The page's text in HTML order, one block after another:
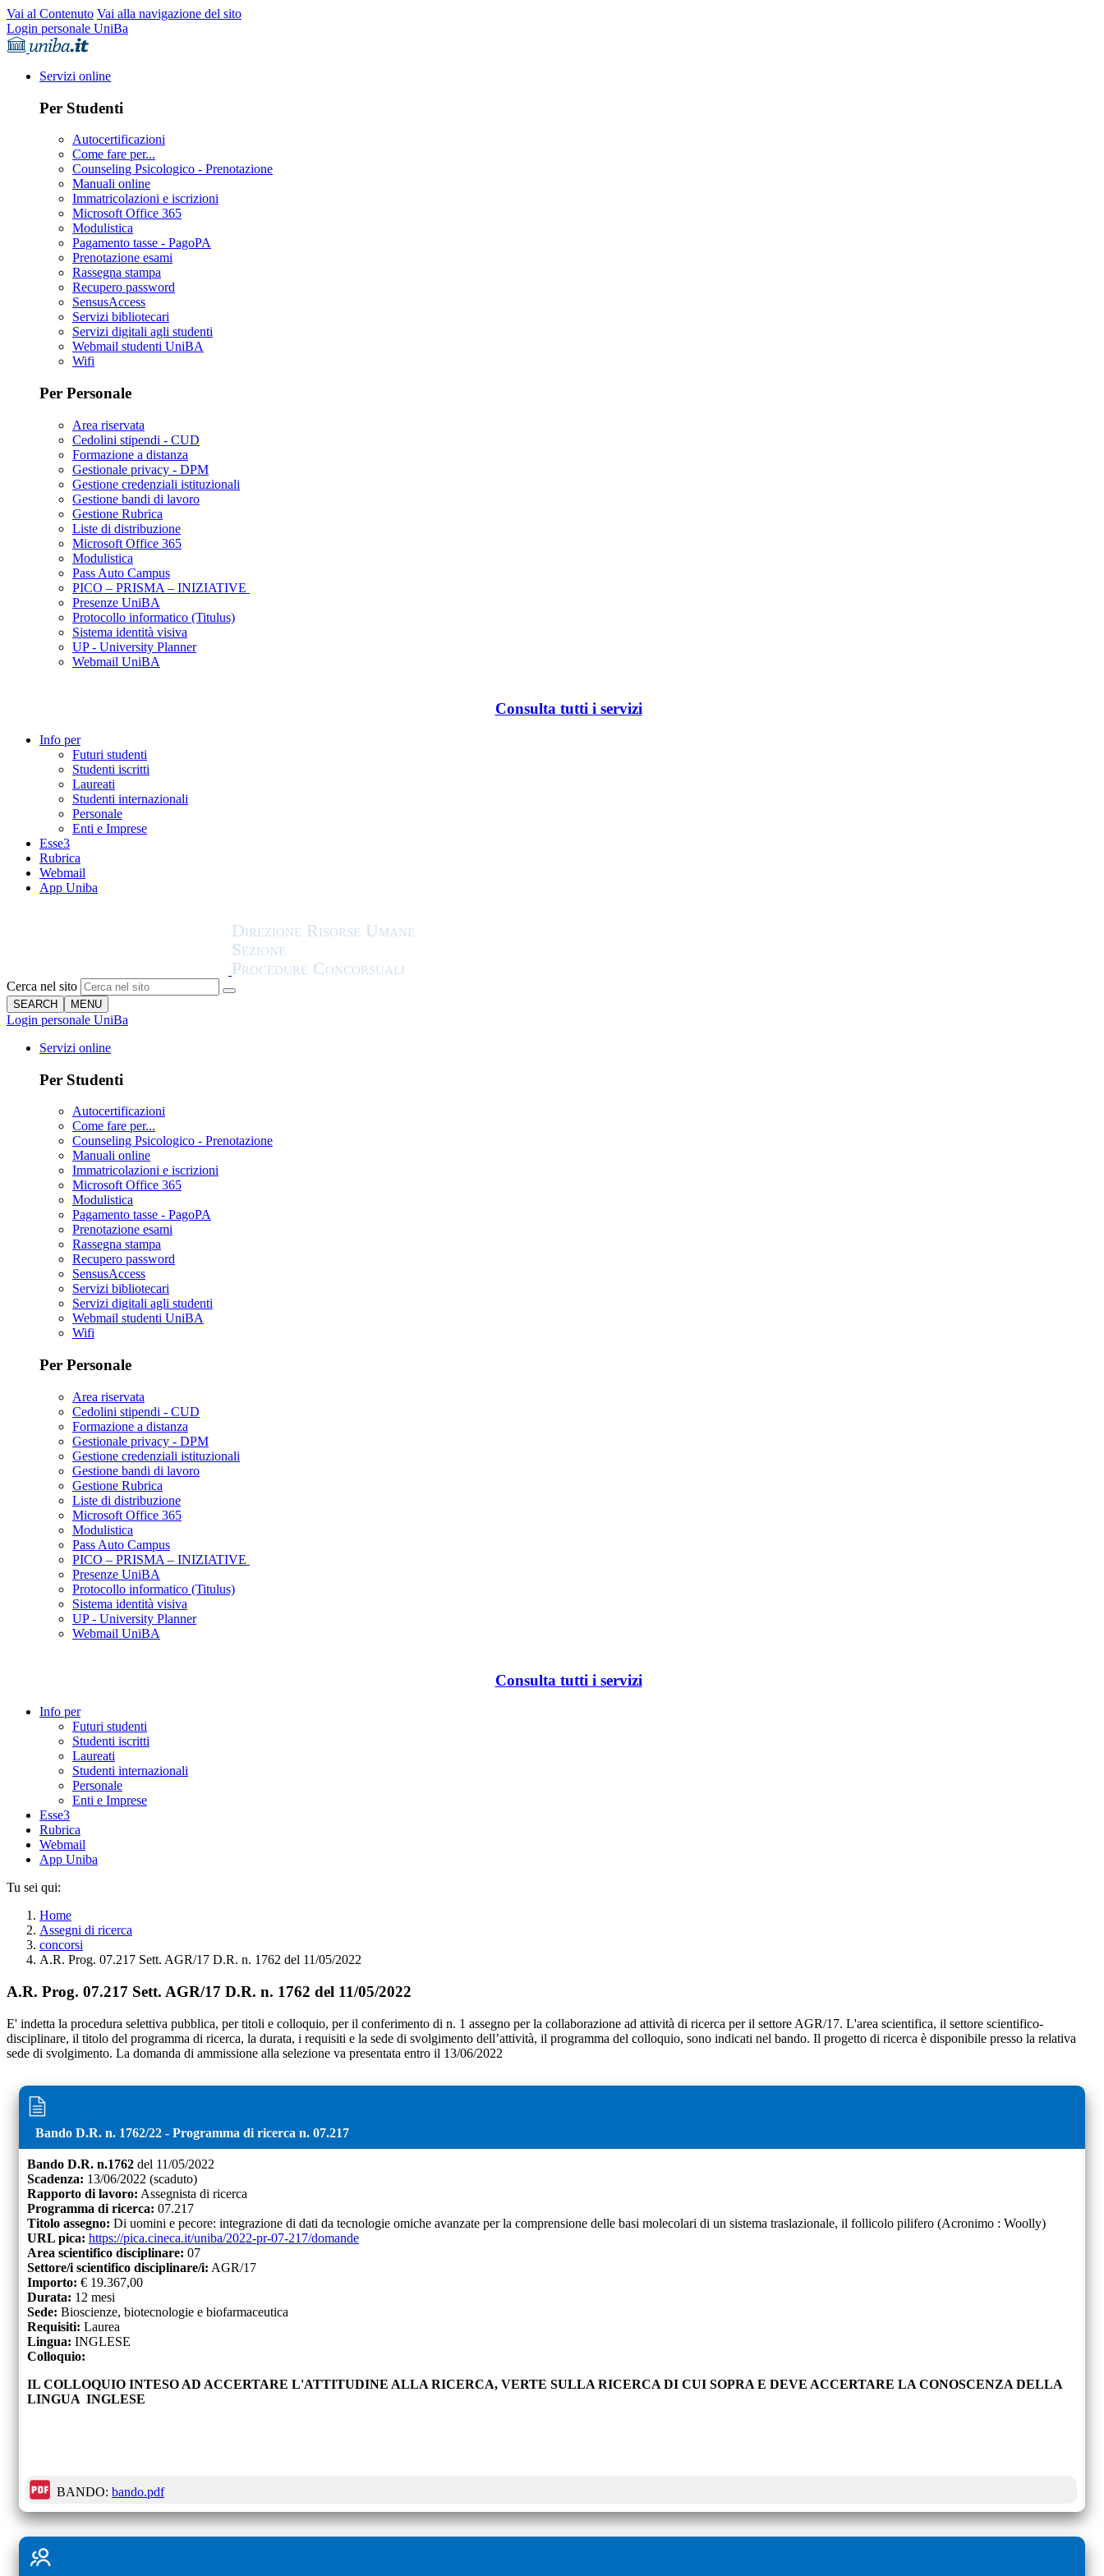
Vai al Contenuto Vai alla navigazione del sito
Login personale UniBa
Servizi online
Per Studenti
Autocertificazioni
Come fare per...
Counseling Psicologico - Prenotazione
Manuali online
Immatricolazioni e iscrizioni
Microsoft Office 365
Modulistica
Pagamento tasse - PagoPA
Prenotazione esami
Rassegna stampa
Recupero password
SensusAccess
Servizi bibliotecari
Servizi digitali agli studenti
Webmail studenti UniBA
Wifi
Per Personale
Area riservata
Cedolini stipendi - CUD
Formazione a distanza
Gestionale privacy - DPM
Gestione credenziali istituzionali
Gestione bandi di lavoro
Gestione Rubrica
Liste di distribuzione
Microsoft Office 365
Modulistica
Pass Auto Campus
PICO – PRISMA – INIZIATIVE
Presenze UniBA
Protocollo informatico (Titulus)
Sistema identità visiva
UP - University Planner
Webmail UniBA
Consulta tutti i servizi
Info per
Futuri studenti
Studenti iscritti
Laureati
Studenti internazionali
Personale
Enti e Imprese
Esse3
Rubrica
Webmail
App Uniba
Cerca nel sito
SEARCH MENU
Login personale UniBa
Servizi online
Per Studenti
Autocertificazioni
Come fare per...
Counseling Psicologico - Prenotazione
Manuali online
Immatricolazioni e iscrizioni
Microsoft Office 365
Modulistica
Pagamento tasse - PagoPA
Prenotazione esami
Rassegna stampa
Recupero password
SensusAccess
Servizi bibliotecari
Servizi digitali agli studenti
Webmail studenti UniBA
Wifi
Per Personale
Area riservata
Cedolini stipendi - CUD
Formazione a distanza
Gestionale privacy - DPM
Gestione credenziali istituzionali
Gestione bandi di lavoro
Gestione Rubrica
Liste di distribuzione
Microsoft Office 365
Modulistica
Pass Auto Campus
PICO – PRISMA – INIZIATIVE
Presenze UniBA
Protocollo informatico (Titulus)
Sistema identità visiva
UP - University Planner
Webmail UniBA
Consulta tutti i servizi
Info per
Futuri studenti
Studenti iscritti
Laureati
Studenti internazionali
Personale
Enti e Imprese
Esse3
Rubrica
Webmail
App Uniba
Tu sei qui:
Home
Assegni di ricerca
concorsi
A.R. Prog. 07.217 Sett. AGR/17 D.R. n. 1762 del 11/05/2022
A.R. Prog. 07.217 Sett. AGR/17 D.R. n. 1762 del 11/05/2022
E' indetta la procedura selettiva pubblica, per titoli e colloquio, per il conferimento di n. 1 assegno per la collaborazione ad attività di ricerca per il settore AGR/17. L'area scientifica, il settore scientifico-
disciplinare, il titolo del programma di ricerca, la durata, i requisiti e la sede di svolgimento dell’attività, il programma del colloquio, sono indicati nel bando. Il progetto di ricerca è disponibile presso la relativa
sede di svolgimento. La domanda di ammissione alla selezione va presentata entro il 13/06/2022
Bando D.R. n. 1762/22 - Programma di ricerca n. 07.217
Bando D.R. n.1762 del 11/05/2022
Scadenza: 13/06/2022 (scaduto)
Rapporto di lavoro: Assegnista di ricerca
Programma di ricerca: 07.217
Titolo assegno: Di uomini e pecore: integrazione di dati da tecnologie omiche avanzate per la comprensione delle basi molecolari di un sistema traslazionale, il follicolo pilifero (Acronimo : Woolly)
URL pica: https://pica.cineca.it/uniba/2022-pr-07-217/domande
Area scientifico disciplinare: 07
Settore/i scientifico disciplinare/i: AGR/17
Importo: € 19.367,00
Durata: 12 mesi
Sede: Bioscienze, biotecnologie e biofarmaceutica
Requisiti: Laurea
Lingua: INGLESE
Colloquio:
IL COLLOQUIO INTESO AD ACCERTARE L'ATTITUDINE ALLA RICERCA, VERTE SULLA RICERCA DI CUI SOPRA E DEVE ACCERTARE LA CONOSCENZA DELLA
LINGUA INGLESE
BANDO: bando.pdf